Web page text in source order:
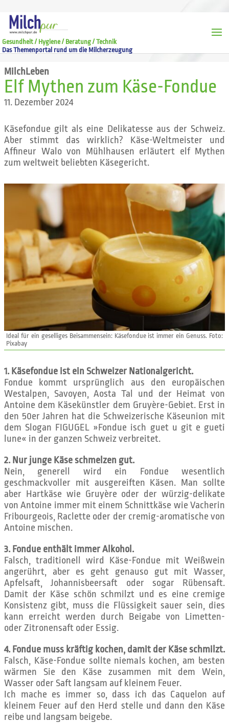
Gesundheit / Hygiene / Beratung / Technik
Das Themenportal rund um die Milcherzeugung
MilchLeben
Elf Mythen zum Käse-Fondue
11. Dezember 2024
Käsefondue gilt als eine Delikatesse aus der Schweiz.
Aber stimmt das wirklich? Käse-Weltmeister und
Affineur Walo von Mühlhausen erläutert elf Mythen
zum weltweit beliebten Käsegericht.
Ideal für ein geselliges Beisammensein: Käsefondue ist immer ein Genuss. Foto:
Pixabay
1. Käsefondue ist ein Schweizer Nationalgericht.
Fondue kommt ursprünglich aus den europäischen
Westalpen, Savoyen, Aosta Tal und der Heimat von
Antoine dem Käsekünstler dem Gruyère-Gebiet. Erst in
den 50er Jahren hat die Schweizerische Käseunion mit
dem Slogan FIGUGEL »Fondue isch guet u git e gueti
lune« in der ganzen Schweiz verbreitet.
2. Nur junge Käse schmelzen gut.
Nein, generell wird ein Fondue wesentlich
geschmackvoller mit ausgereiften Käsen. Man sollte
aber Hartkäse wie Gruyère oder der würzig-delikate
von Antoine immer mit einem Schnittkäse wie Vacherin
Fribourgeois, Raclette oder der cremig-aromatische von
Antoine mischen.
3. Fondue enthält immer Alkohol.
Falsch, traditionell wird Käse-Fondue mit Weißwein
angerührt, aber es geht genauso gut mit Wasser,
Apfelsaft, Johannisbeersaft oder sogar Rübensaft.
Damit der Käse schön schmilzt und es eine cremige
Konsistenz gibt, muss die Flüssigkeit sauer sein, dies
kann erreicht werden durch Beigabe von Limetten-
oder Zitronensaft oder Essig.
4. Fondue muss kräftig kochen, damit der Käse schmilzt.
Falsch, Käse-Fondue sollte niemals kochen, am besten
wärmen Sie den Käse zusammen mit dem Wein,
Wasser oder Saft langsam auf kleinem Feuer.
Ich mache es immer so, dass ich das Caquelon auf
kleinem Feuer auf den Herd stelle und dann den Käse
reibe und langsam beigebe.